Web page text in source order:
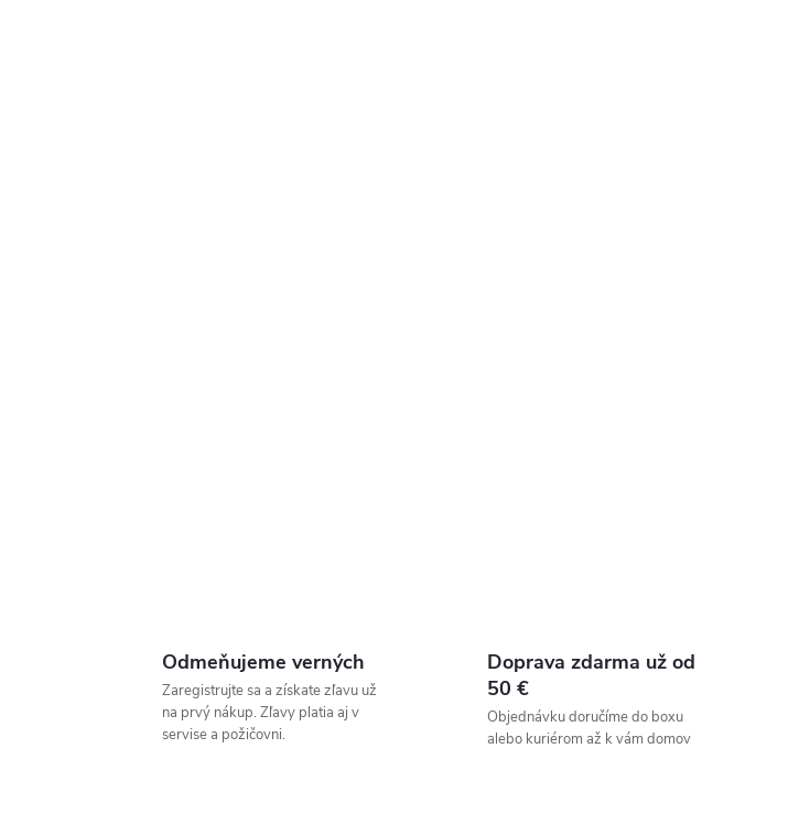
Odmeňujeme verných
Zaregistrujte sa a získate zľavu už
na prvý nákup. Zľavy platia aj v
servise a požičovni.
Doprava zdarma už od
50 €
Objednávku doručíme do boxu
alebo kuriérom až k vám domov